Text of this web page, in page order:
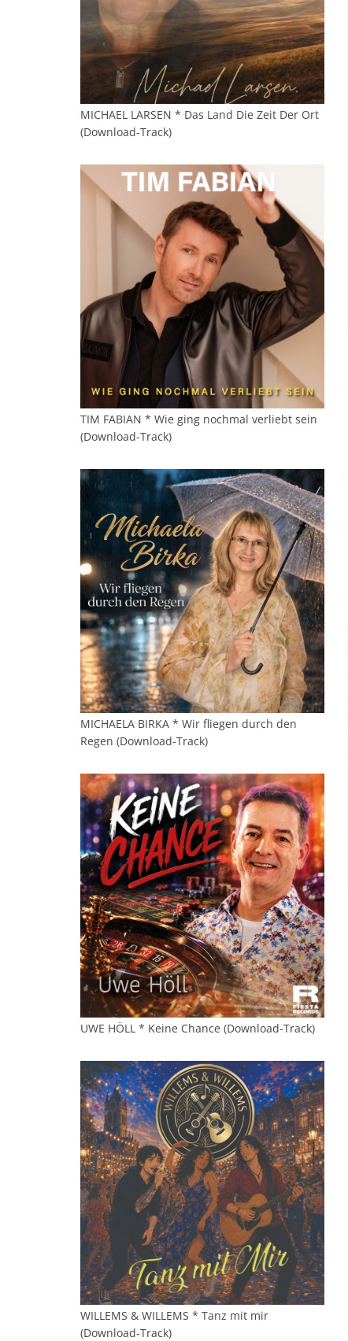
MICHAEL LARSEN * Das Land Die Zeit Der Ort
(Download-Track)
TIM FABIAN * Wie ging nochmal verliebt sein
(Download-Track)
MICHAELA BIRKA * Wir fliegen durch den
Regen (Download-Track)
UWE HÖLL * Keine Chance (Download-Track)
WILLEMS & WILLEMS * Tanz mit mir
(Download-Track)